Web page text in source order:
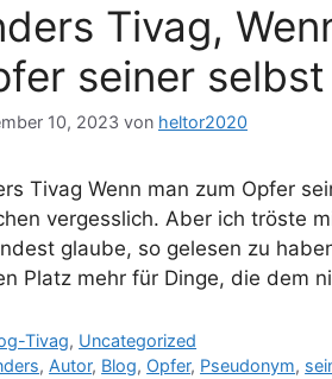
Tivag,
seiner
10, 2023 von heltor2020
Tivag Wenn man zum Opfer
vergesslich. Aber ich tröste
glaube, so gelesen zu
Platz mehr für Dinge, die dem
Tivag, Uncategorized
, Autor, Blog, Opfer, Pseudonym,